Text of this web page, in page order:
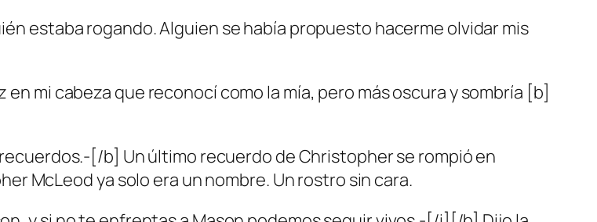
estaba rogando. Alguien se había propuesto hacerme olvidar mis
mi cabeza que reconocí como la mía, pero más oscura y sombría [b]
[/b] Un último recuerdo de Christopher se rompió en
McLeod ya solo era un nombre. Un rostro sin cara.